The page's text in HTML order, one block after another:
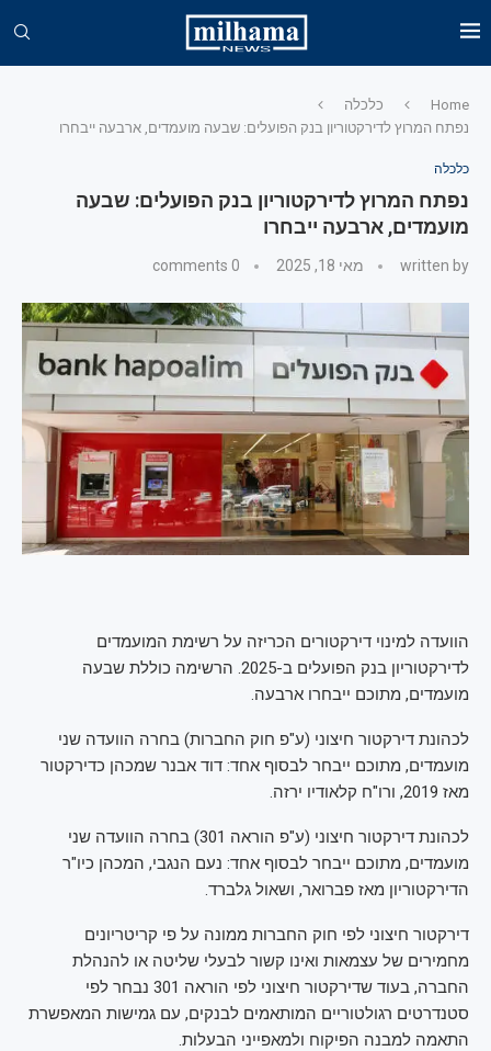
Home
כלכלה
נפתח המרוץ לדירקטוריון בנק הפועלים: שבעה מועמדים, ארבעה ייבחרו
כלכלה
נפתח המרוץ לדירקטוריון בנק הפועלים: שבעה
מועמדים, ארבעה ייבחרו
written by מאי 18, 2025 0 comments
הוועדה למינוי דירקטורים הכריזה על רשימת המועמדים
לדירקטוריון בנק הפועלים ב-2025. הרשימה כוללת שבעה
מועמדים, מתוכם ייבחרו ארבעה.
לכהונת דירקטור חיצוני (ע"פ חוק החברות) בחרה הוועדה שני
מועמדים, מתוכם ייבחר לבסוף אחד: דוד אבנר שמכהן כדירקטור
מאז 2019, ורו"ח קלאודיו ירזה.
לכהונת דירקטור חיצוני (ע"פ הוראה 301) בחרה הוועדה שני
מועמדים, מתוכם ייבחר לבסוף אחד: נעם הנגבי, המכהן כיו"ר
הדירקטוריון מאז פברואר, ושאול גלברד.
דירקטור חיצוני לפי חוק החברות ממונה על פי קריטריונים
מחמירים של עצמאות ואינו קשור לבעלי שליטה או להנהלת
החברה, בעוד שדירקטור חיצוני לפי הוראה 301 נבחר לפי
סטנדרטים רגולטוריים המותאמים לבנקים, עם גמישות המאפשרת
התאמה למבנה הפיקוח ולמאפייני הבעלות.